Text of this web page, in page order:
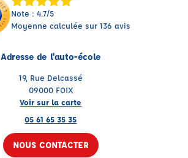
Note : 4.7/5
Moyenne calculée sur 136 avis
Adresse de l'auto-école
19, Rue Delcassé
09000 FOIX
Voir sur la carte
05 61 65 35 35
NOUS CONTACTER